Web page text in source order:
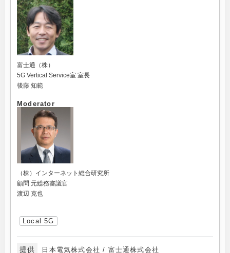
富士通（株）
5G Vertical Service室 室長
後藤 知範
Moderator
（株）インターネット総合研究所
顧問 元総務審議官
渡辺 克也
Local 5G
提供 日本電気株式会社 / 富士通株式会社